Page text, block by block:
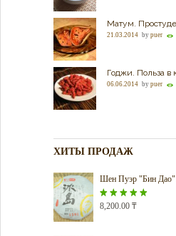
Матум.
21.03.2014 by puer
Годжи. Польза в
06.06.2014 by puer
ХИТЫ ПРОДАЖ
Шен Пуэр "Бин Дао"
Оценка5.00
8,200.00 ₸